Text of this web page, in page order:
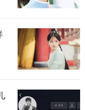
含有的儿茶素就
养肌肤。